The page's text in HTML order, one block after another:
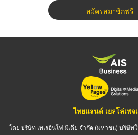
สมัครสมาชิกฟรี
ไทยแลนด์ เยลโล่เพจ
โดย บริษัท เทเลอินโฟ มีเดีย จำกัด (มหาชน) บริษัทใ